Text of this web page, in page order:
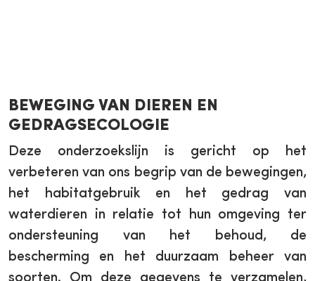
BEWEGING VAN DIEREN EN
GEDRAGSECOLOGIE
Deze onderzoekslijn is gericht op het
verbeteren van ons begrip van de bewegingen,
het habitatgebruik en het gedrag van
waterdieren in relatie tot hun omgeving ter
ondersteuning van het behoud, de
bescherming en het duurzaam beheer van